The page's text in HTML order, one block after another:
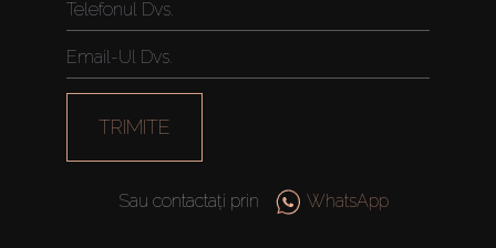
Cumpărați
Închiriați
TRIMITE
Sau contactați prin WhatsApp